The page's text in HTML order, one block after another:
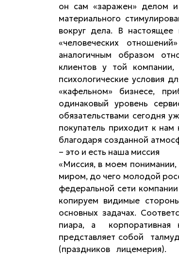
он сам «заражен» делом
материального
вокруг дела. В
«человеческих
аналогичным образом
клиентов у той
психологические условия
«кафельном» бизнесе,
одинаковый уровень
обязательствами сегодня
покупатель приходит к
благодаря созданной
– это и есть наша миссия
«Миссия, в моем
миром, до чего молодой
федеральной сети
копируем видимые
основных задачах.
пиара, а корпоративная
представляет собой
(праздников